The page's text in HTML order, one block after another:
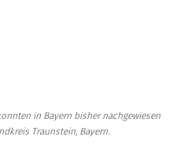
in Bayern bisher nachgewiesen
Traunstein, Bayern.